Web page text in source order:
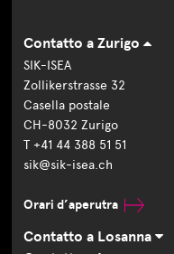
Contatto a Zurigo
SIK-ISEA
Zollikerstrasse 32
Casella postale
CH-8032 Zurigo
T +41 44 388 51 51
sik@sik-isea.ch
Orari d’aperutra
Contatto a Losanna